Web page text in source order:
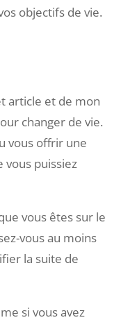
objectifs de vie.
article et de mon
changer de vie.
vous offrir une
puissiez
vous êtes sur le
vous au moins
la suite de
si vous avez